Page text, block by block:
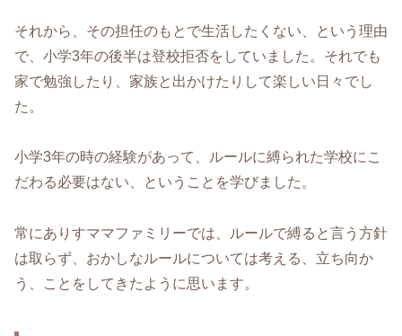
それから、その担任のもとで生活したくない、という理由
で、小学3年の後半は登校拒否をしていました。それでも
家で勉強したり、家族と出かけたりして楽しい日々でし
た。
小学3年の時の経験があって、ルールに縛られた学校にこ
だわる必要はない、ということを学びました。
常にありすママファミリーでは、ルールで縛ると言う方針
は取らず、おかしなルールについては考える、立ち向か
う、ことをしてきたように思います。